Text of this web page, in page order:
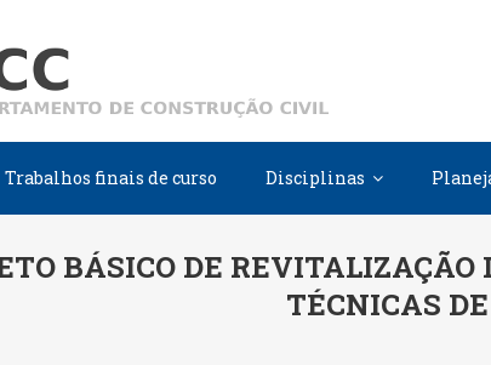
Departamento de
Trabalhos finais de curso Disciplinas
BÁSICO DE REVITALIZAÇÃO
TÉCNICAS